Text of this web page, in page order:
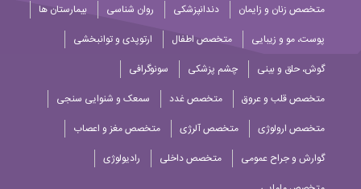
متخصص زنان و زایمان
دندانپزشکی روان شناسی
بیمارستان ها
پوست، مو و زیبایی
متخصص اطفال
ارتوپدی و توانبخشی
گوش، حلق و بینی
چشم پزشکی
سونوگرافی
متخصص قلب و عروق
متخصص غدد
سمعک و شنوایی سنجی
متخصص ارولوژی
متخصص آلرژی
متخصص مغز و اعصاب
گوارش و جراح عمومی
متخصص داخلی
رادیولوژی